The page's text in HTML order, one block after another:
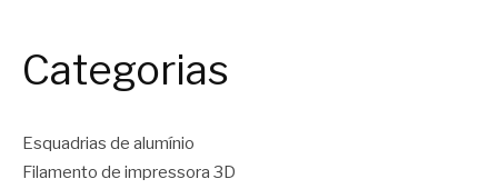
Categorias
Esquadrias de alumínio
Filamento de impressora 3D